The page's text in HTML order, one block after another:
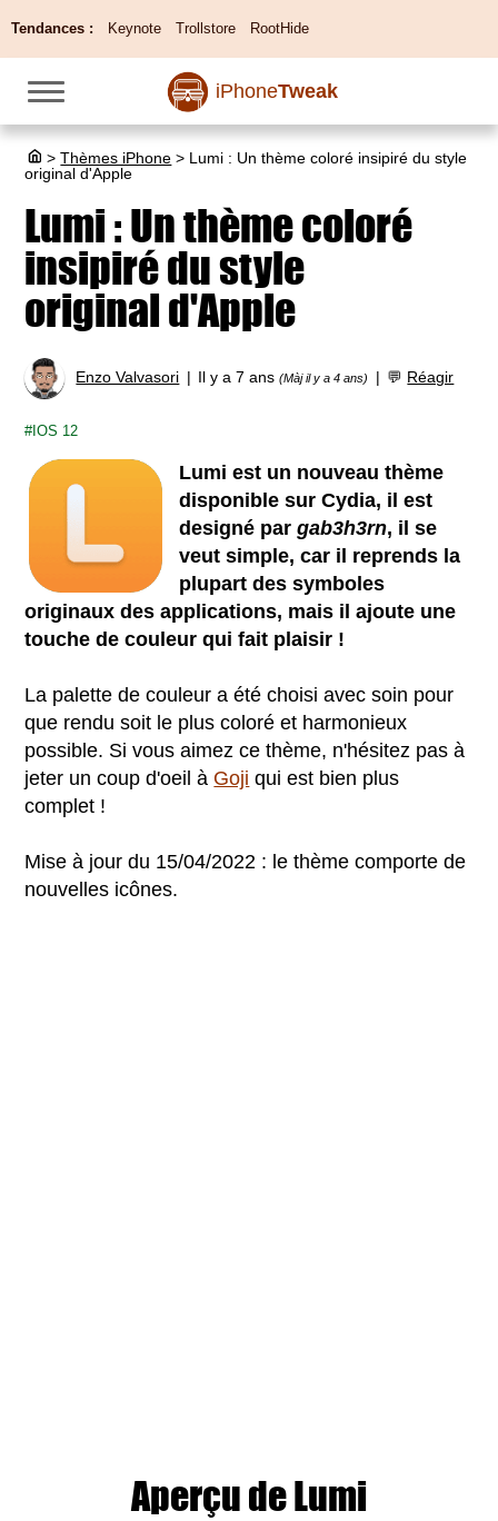
Tendances : Keynote Trollstore RootHide
iPhoneTweak
> Thèmes iPhone > Lumi : Un thème coloré insipiré du style
original d'Apple
Lumi : Un thème coloré
insipiré du style
original d'Apple
Enzo Valvasori Il y a 7 ans(Màj il y a 4 ans) 💬 Réagir
IOS 12
Lumi est un nouveau thème
disponible sur Cydia, il est
designé pargab3h3rn, il se
veut simple, car il reprends la
plupart des symboles
originaux des applications, mais il ajoute une
touche de couleur qui fait plaisir !
La palette de couleur a été choisi avec soin pour
que rendu soit le plus coloré et harmonieux
possible. Si vous aimez ce thème, n'hésitez pas à
jeter un coup d'oeil à Goji qui est bien plus
complet !
Mise à jour du 15/04/2022 : le thème comporte de
nouvelles icônes.
Aperçu de Lumi